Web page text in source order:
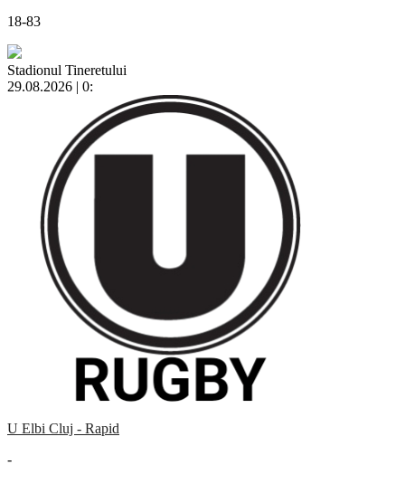
18-83
Stadionul Tineretului
29.08.2026 | 0:
U Elbi Cluj - Rapid
-